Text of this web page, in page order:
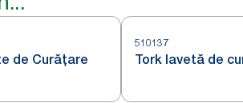
de Curățare
510137
Tork lavetă de